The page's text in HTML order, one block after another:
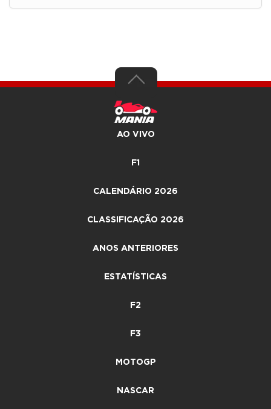
AO VIVO
F1
CALENDÁRIO 2026
CLASSIFICAÇÃO 2026
ANOS ANTERIORES
ESTATÍSTICAS
F2
F3
MOTOGP
NASCAR